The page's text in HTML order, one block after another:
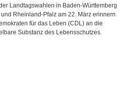
Landtagswahlen in Baden-Württemberg
Rheinland-Pfalz am 22. März erinnern
für das Leben (CDL) an die
Substanz des Lebensschutzes.